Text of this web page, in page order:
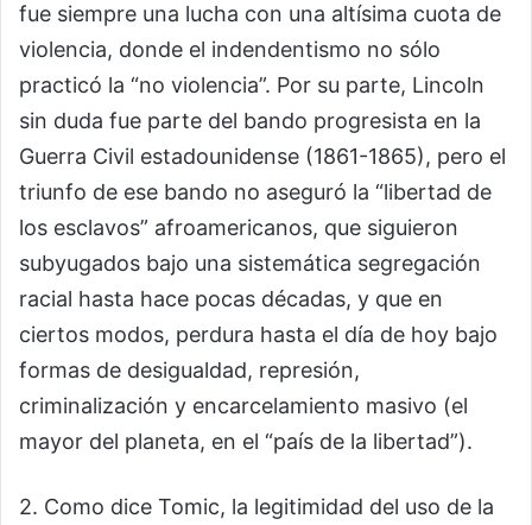
fue siempre una lucha con una altísima cuota de
violencia, donde el indendentismo no sólo
practicó la “no violencia”. Por su parte, Lincoln
sin duda fue parte del bando progresista en la
Guerra Civil estadounidense (1861-1865), pero el
triunfo de ese bando no aseguró la “libertad de
los esclavos” afroamericanos, que siguieron
subyugados bajo una sistemática segregación
racial hasta hace pocas décadas, y que en
ciertos modos, perdura hasta el día de hoy bajo
formas de desigualdad, represión,
criminalización y encarcelamiento masivo (el
mayor del planeta, en el “país de la libertad”).
2. Como dice Tomic, la legitimidad del uso de la